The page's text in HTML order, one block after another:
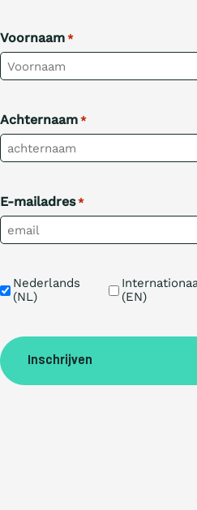
Voornaam *
Achternaam *
E-mailadres *
TaalNederlands
(NL)
(EN)
Inschrijven